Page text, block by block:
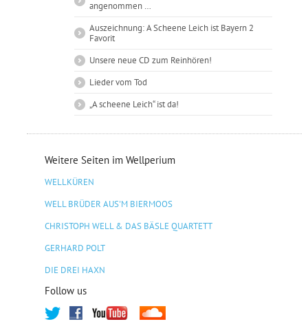
angenommen …
Auszeichnung: A Scheene Leich ist Bayern 2
Favorit
Unsere neue CD zum Reinhören!
Lieder vom Tod
„A scheene Leich“ ist da!
Weitere Seiten im Wellperium
WELLKÜREN
WELL BRÜDER AUS'M BIERMOOS
CHRISTOPH WELL & DAS BÄSLE QUARTETT
GERHARD POLT
DIE DREI HAXN
Follow us